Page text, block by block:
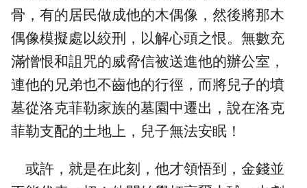
骨，有的居民做成他的木偶像，然後將那木
偶像模擬處以絞刑，以解心頭之恨。無數充
滿憎恨和詛咒的威脅信被送進他的辦公室，
連他的兄弟也不齒他的行徑，而將兒子的墳
墓從洛克菲勒家族的墓園中遷出，說在洛克
菲勒支配的土地上，兒子無法安眠！
或許，就是在此刻，他才領悟到，金錢並